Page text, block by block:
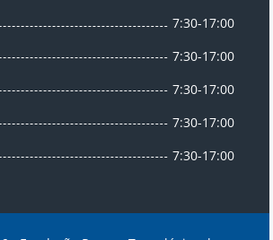
7:30-17:00
7:30-17:00
7:30-17:00
7:30-17:00
7:30-17:00